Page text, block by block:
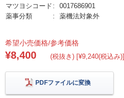
マツヨシコード
0017686901
薬事分類
薬機法対象外
希望小売価格/参考価格
¥8,400 (税抜き) [¥9,240(税込み)]
PDFファイルに変換